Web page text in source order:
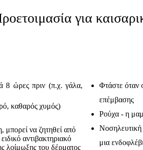
για
8 ώρες πριν (π.χ. γάλα,
καθαρός χυμός)
μπορεί να ζητηθεί από
αντιβακτηριακό
λοίμωξης του δέρματος
Φτάστε όταν
επέμβασης
Ρούχα - η
Νοσηλευτική
μια